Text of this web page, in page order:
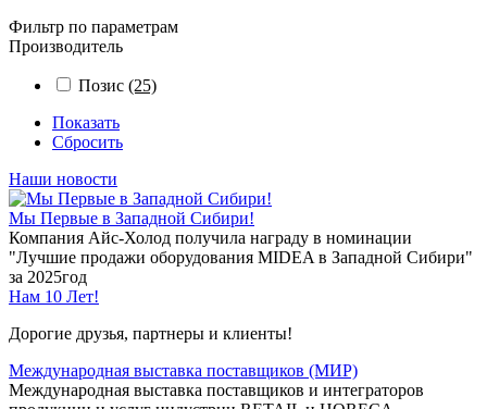
Фильтр по параметрам
Производитель
Позис (25)
Показать
Сбросить
Наши новости
Мы Первые в Западной Сибири!
Компания Айс-Холод получила награду в номинации
"Лучшие продажи оборудования MIDEA в Западной Сибири"
за 2025год
Нам 10 Лет!
Дорогие друзья, партнеры и клиенты!
Международная выставка поставщиков (МИР)
Международная выставка поставщиков и интеграторов